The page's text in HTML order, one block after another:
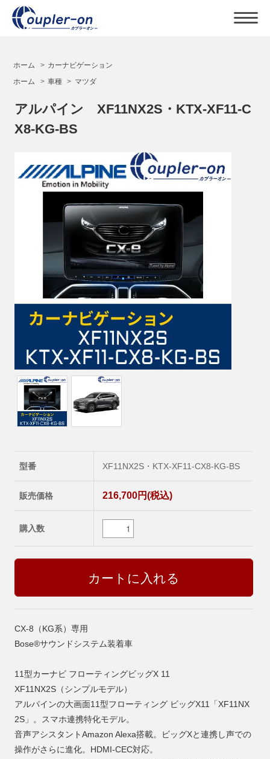
ホーム > カーナビゲーション
ホーム
> 車種 > マツダ
アルパイン XF11NX2S・KTX-XF11-C
X8-KG-BS
型番 XF11NX2S・KTX-XF11-CX8-KG-BS
販売価格 216,700円(税込)
購入数
CX-8（KG系）専用
Bose®サウンドシステム装着車
11型カーナビ フローティングビッグX 11
XF11NX2S（シンプルモデル）
アルパインの大画面11型フローティング ビッグX11「XF11NX
2S」。スマホ連携特化モデル。
音声アシスタントAmazon Alexa搭載。ビッグXと連携し声での
操作がさらに進化。HDMI-CEC対応。